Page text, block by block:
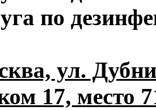
по
ул.
17, место